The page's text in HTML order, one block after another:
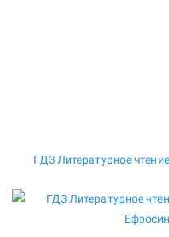
ГДЗ Литературное